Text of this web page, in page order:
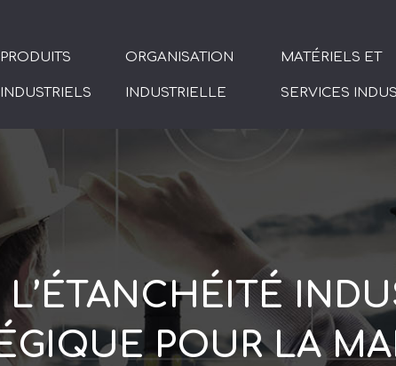
PRODUITS
INDUSTRIELS
ORGANISATION
INDUSTRIELLE
MATÉRIELS ET
SERVICES
POUR LA